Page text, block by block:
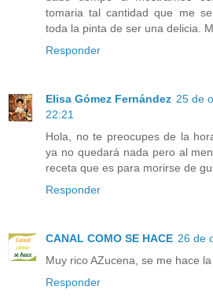
tomaria tal cantidad que me
toda la pinta de ser una delicia.
Responder
Elisa Gómez Fernández 25 de
22:21
Hola, no te preocupes de la
ya no quedará nada pero al
receta que es para morirse de
Responder
CANAL COMO SE HACE 26 de
Muy rico AZucena, se me hace
Responder